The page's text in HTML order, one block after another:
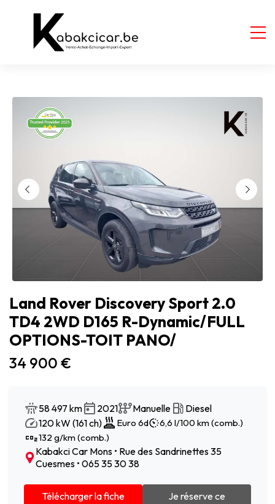
Land Rover Discovery Sport 2.0
TD4 2WD D165 R-Dynamic/FULL
OPTIONS-TOIT PANO/
34 900 €
58 497 km 2021 Manuelle
Diesel
120 kW (161 ch)
Euro 6d
6,6 l/100 km (comb.)
132 g/km (comb.)
Kabakci Car Mons • Rue des Sandrinettes 35
Cuesmes • 065 35 30 38
Télécharger la fiche
Je réserve ce